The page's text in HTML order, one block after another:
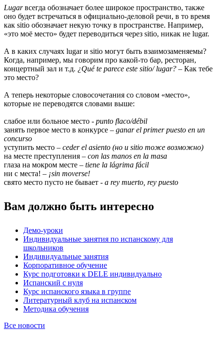
Lugarвсегда обозначает более широкое пространство, также
оно будет встречаться в официально-деловой речи, в то время
как sitio обозначает некую точку в пространстве. Например,
«это моё место» будет переводиться через sitio, никак не lugar.
А в каких случаях lugar и sitio могут быть взаимозаменяемы?
Когда, например, мы говорим про какой-то бар, ресторан,
концертный зал и т.д. ¿Qué te parece este sitio/ lugar? – Как тебе
это место?
А теперь некоторые словосочетания со словом «место»,
которые не переводятся словами выше:
слабое или больное место - punto flaco/débil
занять первое место в конкурсе – ganar el primer puesto en un
concurso
уступить место – ceder el asiento (но и sitio тоже возможно)
на месте преступления – con las manos en la masa
глаза на мокром месте – tiene la lágrima fácil
ни с места! – ¡sin moverse!
свято место пусто не бывает - a rey muerto, rey puesto
Вам должно быть интересно
Демо-уроки
Индивидуальные занятия по испанскому для
школьников
Индивидуальные занятия
Корпоративное обучение
Курс подготовки к DELE индивидуально
Испанский с нуля
Курс испанского языка в группе
Литературный клуб на испанском
Методика обучения
Все новости